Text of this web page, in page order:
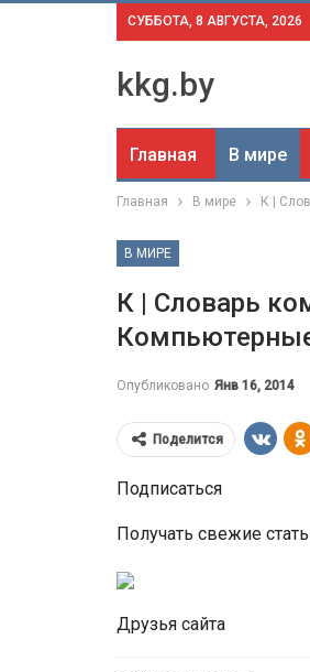
СУББОТА, 8 АВГУСТА, 2026
kkg.by
Главная В мире
Главная В мире К |
В МИРЕ
К | Словарь
Опубликовано Янв 16, 2014
Поделится
Подписаться
Получать свежие
Друзья сайта